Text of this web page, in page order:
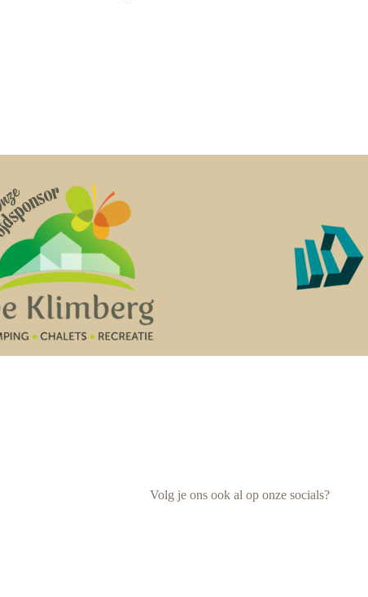
Volg je ons ook al op onze socials?